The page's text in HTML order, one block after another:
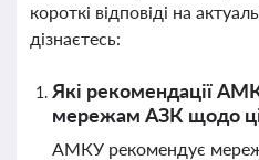
короткі відповіді на
дізнаєтесь:
Які рекомендації
мережам АЗК щодо
АМКУ рекомендує